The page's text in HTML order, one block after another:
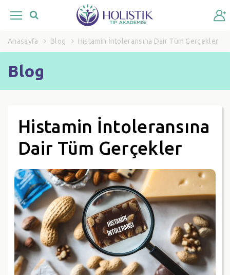
Anasayfa Blog Histamin İntoleransına Dair Tüm Gerçekler
Blog
Histamin İntoleransına
Dair Tüm Gerçekler